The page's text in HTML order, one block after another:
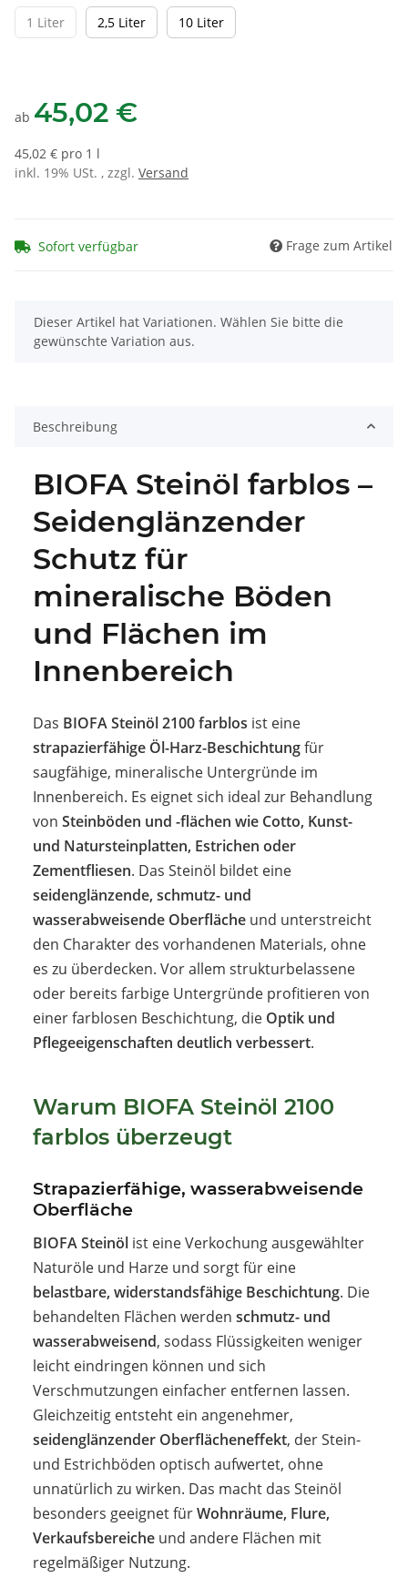
1 Liter1 Liter2,5 Liter2,5 Liter10 Liter10 Liter
ab 45,02 €
45,02 € pro 1 l
inkl. 19% USt. , zzgl. Versand
Sofort verfügbar Frage zum Artikel
x
Dieser Artikel hat Variationen. Wählen Sie bitte die
gewünschte Variation aus.
Beschreibung
BIOFA Steinöl farblos –
Seidenglänzender
Schutz für
mineralische Böden
und Flächen im
Innenbereich
Das BIOFA Steinöl 2100 farblos ist eine
strapazierfähige Öl-Harz-Beschichtungfür
saugfähige, mineralische Untergründe im
Innenbereich. Es eignet sich ideal zur Behandlung
von Steinböden und -flächen wie Cotto, Kunst-
und Natursteinplatten, Estrichen oder
Zementfliesen. Das Steinöl bildet eine
seidenglänzende, schmutz- und
wasserabweisende Oberfläche und unterstreicht
den Charakter des vorhandenen Materials, ohne
es zu überdecken. Vor allem strukturbelassene
oder bereits farbige Untergründe profitieren von
einer farblosen Beschichtung, die Optik und
Pflegeeigenschaften deutlich verbessert.
Warum BIOFA Steinöl 2100
farblos überzeugt
Strapazierfähige, wasserabweisende
Oberfläche
BIOFA Steinöl ist eine Verkochung ausgewählter
Naturöle und Harze und sorgt für eine
belastbare, widerstandsfähige Beschichtung. Die
behandelten Flächen werden schmutz- und
wasserabweisend, sodass Flüssigkeiten weniger
leicht eindringen können und sich
Verschmutzungen einfacher entfernen lassen.
Gleichzeitig entsteht ein angenehmer,
seidenglänzender Oberflächeneffekt, der Stein-
und Estrichböden optisch aufwertet, ohne
unnatürlich zu wirken. Das macht das Steinöl
besonders geeignet fürWohnräume, Flure,
Verkaufsbereiche und andere Flächen mit
regelmäßiger Nutzung.